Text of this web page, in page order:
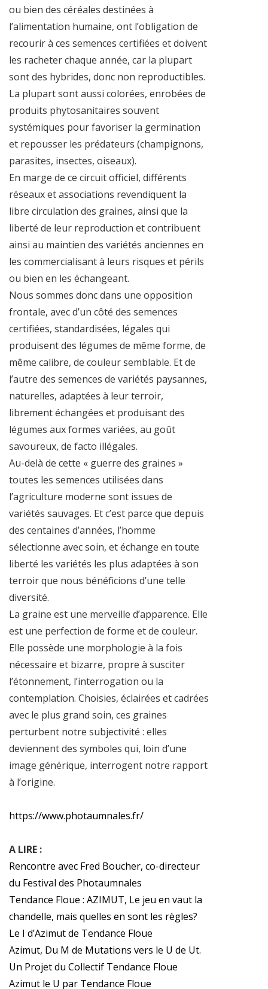
ou bien des céréales destinées à
l’alimentation humaine, ont l’obligation de
recourir à ces semences certifiées et doivent
les racheter chaque année, car la plupart
sont des hybrides, donc non reproductibles.
La plupart sont aussi colorées, enrobées de
produits phytosanitaires souvent
systémiques pour favoriser la germination
et repousser les prédateurs (champignons,
parasites, insectes, oiseaux).
En marge de ce circuit officiel, différents
réseaux et associations revendiquent la
libre circulation des graines, ainsi que la
liberté de leur reproduction et contribuent
ainsi au maintien des variétés anciennes en
les commercialisant à leurs risques et périls
ou bien en les échangeant.
Nous sommes donc dans une opposition
frontale, avec d’un côté des semences
certifiées, standardisées, légales qui
produisent des légumes de même forme, de
même calibre, de couleur semblable. Et de
l’autre des semences de variétés paysannes,
naturelles, adaptées à leur terroir,
librement échangées et produisant des
légumes aux formes variées, au goût
savoureux, de facto illégales.
Au-delà de cette « guerre des graines »
toutes les semences utilisées dans
l’agriculture moderne sont issues de
variétés sauvages. Et c’est parce que depuis
des centaines d’années, l’homme
sélectionne avec soin, et échange en toute
liberté les variétés les plus adaptées à son
terroir que nous bénéficions d’une telle
diversité.
La graine est une merveille d’apparence. Elle
est une perfection de forme et de couleur.
Elle possède une morphologie à la fois
nécessaire et bizarre, propre à susciter
l’étonnement, l’interrogation ou la
contemplation. Choisies, éclairées et cadrées
avec le plus grand soin, ces graines
perturbent notre subjectivité : elles
deviennent des symboles qui, loin d’une
image générique, interrogent notre rapport
à l’origine.
https://www.photaumnales.fr/
A LIRE :
Rencontre avec Fred Boucher, co-directeur
du Festival des Photaumnales
Tendance Floue : AZIMUT, Le jeu en vaut la
chandelle, mais quelles en sont les règles?
Le I d’Azimut de Tendance Floue
Azimut, Du M de Mutations vers le U de Ut.
Un Projet du Collectif Tendance Floue
Azimut le U par Tendance Floue